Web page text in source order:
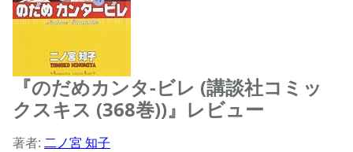
『のだめカンタ-ビレ (講談社コミッ
クスキス (368巻))』レビュー
著者: 二ノ宮 知子